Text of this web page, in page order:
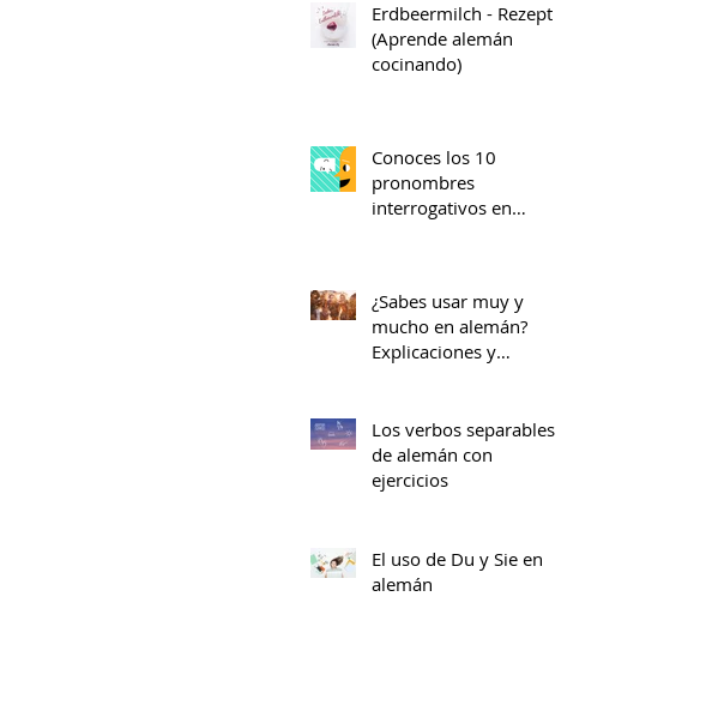
Erdbeermilch - Rezept
(Aprende alemán
cocinando)
Conoces los 10
pronombres
interrogativos en
¿Sabes usar muy y
mucho en alemán?
Explicaciones y
Los verbos separables
de alemán con
ejercicios
El uso de Du y Sie en
alemán